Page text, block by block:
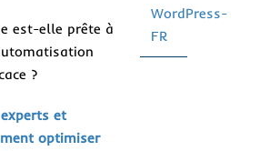
est-elle prête à
?
et
optimiser
WordPress-
FR